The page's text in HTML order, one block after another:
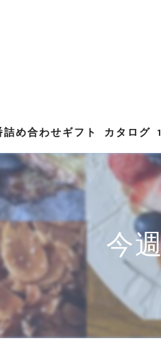
詰め合わせギフト カタログ
ギフト
バースデ
オーダー
オンライ
クッキー
オリジ
今